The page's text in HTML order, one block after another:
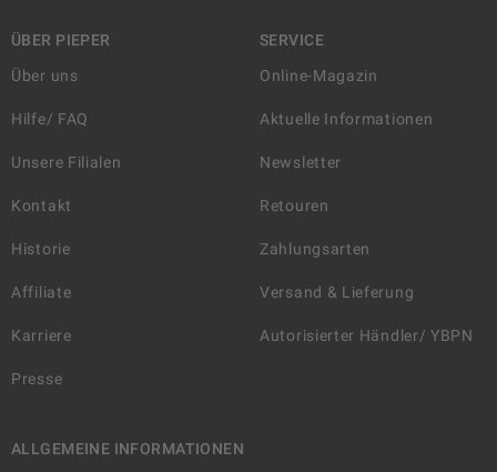
ÜBER PIEPER
Über uns
Hilfe/ FAQ
Unsere Filialen
Kontakt
Historie
Affiliate
Karriere
Presse
SERVICE
Online-Magazin
Aktuelle Informationen
Newsletter
Retouren
Zahlungsarten
Versand & Lieferung
Autorisierter Händler/ YBPN
ALLGEMEINE INFORMATIONEN